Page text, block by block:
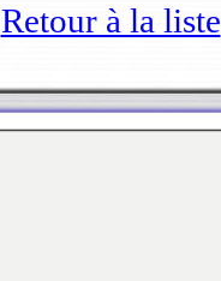
Retour à la liste